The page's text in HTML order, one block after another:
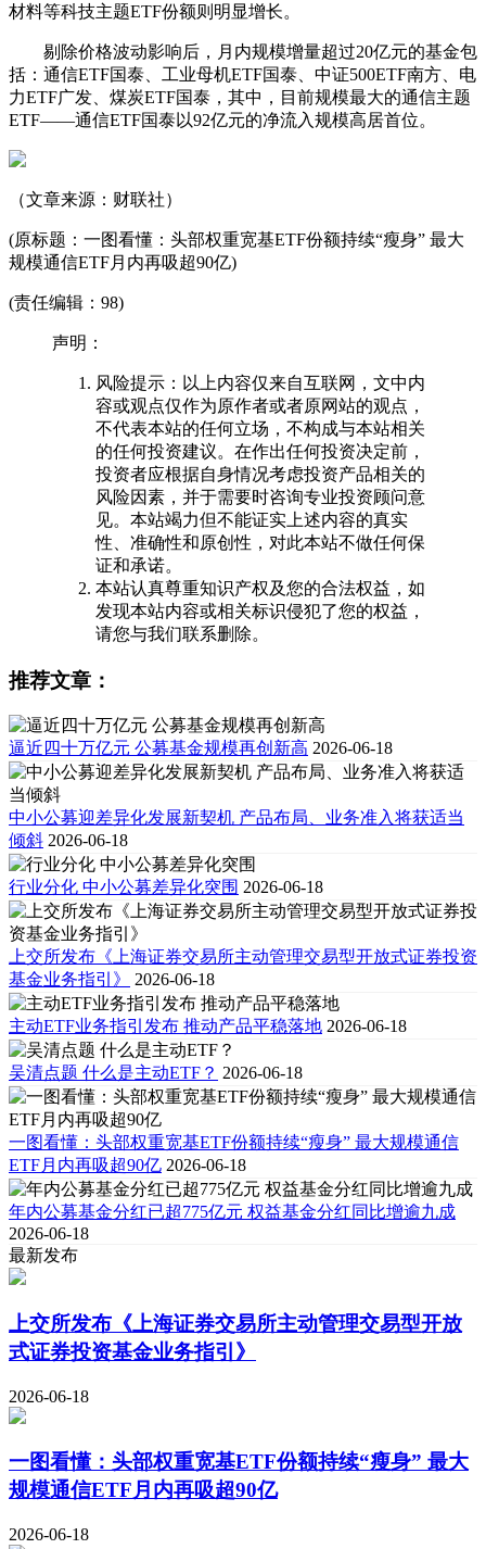
材料等科技主题ETF份额则明显增长。
剔除价格波动影响后，月内规模增量超过20亿元的基金包
括： 通信ETF国泰、 工业母机ETF国泰、 中证500ETF南方、 电
力ETF广发、 煤炭ETF国泰，其中，目前规模最大的通信主题
ETF——通信ETF国泰以92亿元的净流入规模高居首位。
（文章来源：财联社）
(原标题：一图看懂：头部权重宽基ETF份额持续“瘦身” 最大
规模通信ETF月内再吸超90亿)
(责任编辑：98)
声明：
风险提示：以上内容仅来自互联网，文中内
容或观点仅作为原作者或者原网站的观点，
不代表本站的任何立场，不构成与本站相关
的任何投资建议。在作出任何投资决定前，
投资者应根据自身情况考虑投资产品相关的
风险因素，并于需要时咨询专业投资顾问意
见。本站竭力但不能证实上述内容的真实
性、准确性和原创性，对此本站不做任何保
证和承诺。
本站认真尊重知识产权及您的合法权益，如
发现本站内容或相关标识侵犯了您的权益，
请您与我们联系删除。
推荐文章：
逼近四十万亿元 公募基金规模再创新高 2026-06-18
中小公募迎差异化发展新契机 产品布局、业务准入将获适当
倾斜 2026-06-18
行业分化 中小公募差异化突围 2026-06-18
上交所发布《上海证券交易所主动管理交易型开放式证券投资
基金业务指引》
2026-06-18
主动ETF业务指引发布 推动产品平稳落地 2026-06-18
吴清点题 什么是主动ETF？ 2026-06-18
一图看懂：头部权重宽基ETF份额持续“瘦身” 最大规模通信
ETF月内再吸超90亿 2026-06-18
年内公募基金分红已超775亿元 权益基金分红同比增逾九成
2026-06-18
最新发布
上交所发布《上海证券交易所主动管理交易型开放
式证券投资基金业务指引》
2026-06-18
一图看懂：头部权重宽基ETF份额持续“瘦身” 最大
规模通信ETF月内再吸超90亿
2026-06-18